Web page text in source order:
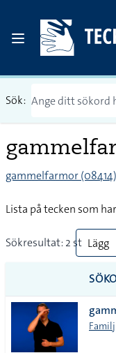
Sök:
gammelfarmor (08414)
Lista på tecken som
Sökresultat: 2 st Lägg
till
alla i
lista
Familj